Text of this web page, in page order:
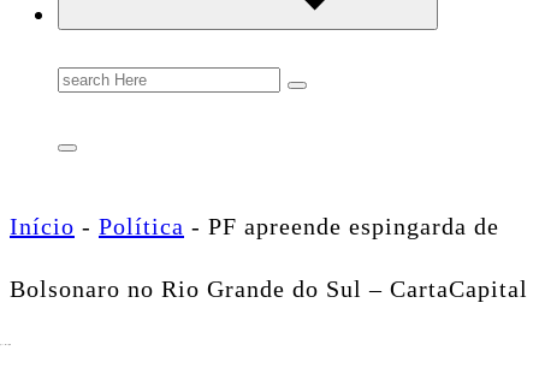
Search
for:
Início - Política - PF apreende espingarda de
Bolsonaro no Rio Grande do Sul – CartaCapital